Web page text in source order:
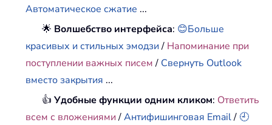
Автоматическое сжатие ...
🌟 Волшебство интерфейса: 😊Больше
красивых и стильных эмодзи/ Напоминание при
поступлении важных писем/ Свернуть Outlook
вместо закрытия ...
👍Удобные функции одним кликом: Ответить
всем с вложениями /Антифишинговая Email/ 🕘